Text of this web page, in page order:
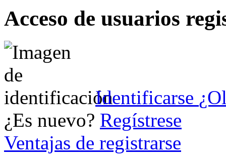
Acceso de usuarios
Identificarse
¿Es nuevo? Regístrese
Ventajas de registrarse